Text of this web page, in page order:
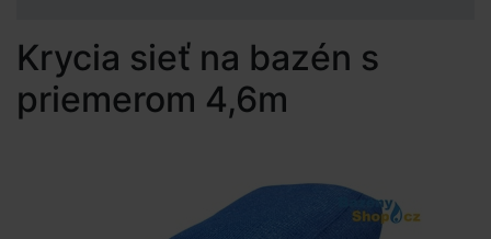
Krycia sieť na bazén s
priemerom 4,6m